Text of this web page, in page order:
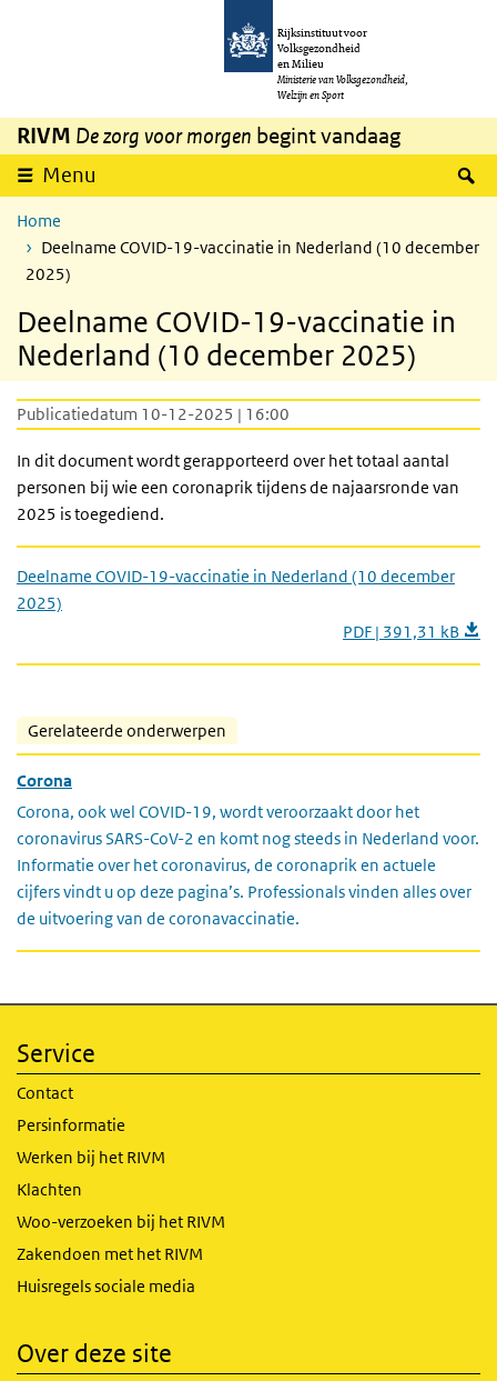
Overslaan en naar de inhoud gaan
Rijksinstituut voor
Volksgezondheid
en Milieu
Ministerie van Volksgezondheid,
Welzijn en Sport
RIVM De zorg voor morgen begint vandaag
Menu
Home
Deelname COVID-19-vaccinatie in Nederland (10 december
2025)
Deelname COVID-19-vaccinatie in
Nederland (10 december 2025)
Publicatiedatum 10-12-2025 | 16:00
In dit document wordt gerapporteerd over het totaal aantal
personen bij wie een coronaprik tijdens de najaarsronde van
2025 is toegediend.
Deelname COVID-19-vaccinatie in Nederland (10 december
2025)
PDF | 391,31 kB
Gerelateerde onderwerpen
Corona
Corona, ook wel COVID-19, wordt veroorzaakt door het
coronavirus SARS-CoV-2 en komt nog steeds in Nederland voor.
Informatie over het coronavirus, de coronaprik en actuele
cijfers vindt u op deze pagina’s. Professionals vinden alles over
de uitvoering van de coronavaccinatie.
Service
Contact
Persinformatie
Werken bij het RIVM
Klachten
Woo-verzoeken bij het RIVM
Zakendoen met het RIVM
Huisregels sociale media
Over deze site